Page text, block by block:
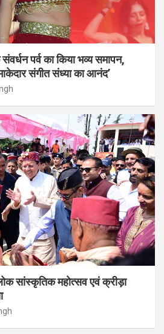
पर्व का किया भव्य समापन,
संगीत संध्या का आनंद’
सांस्कृतिक महोत्सव एवं क्रीड़ा